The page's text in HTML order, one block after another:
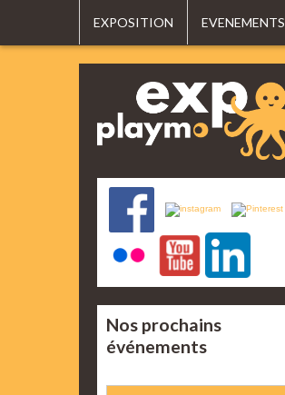
EXPOSITION EVENEMENTS
Nos prochains
événements